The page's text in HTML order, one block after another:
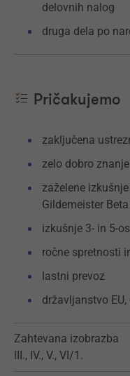
delovnih nalog
druga dela po
Pričakujemo
zaključena
zelo dobro
zaželene
Gildemeister
izkušnje 3- in 5-
ročne spretnosti
lastni prevoz
državljanstvo
Zahtevana izobrazba
III., IV., V., VI/1.